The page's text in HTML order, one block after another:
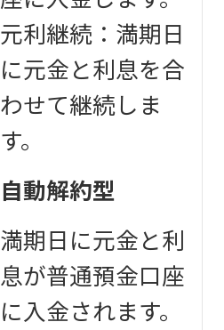
元利継続：満期日
に元金と利息を合
わせて継続しま
す。
自動解約型
満期日に元金と利
息が普通預金口座
に入金されます。